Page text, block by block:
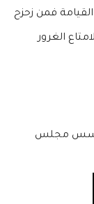
فمن زحزح
الغرور
مجلس